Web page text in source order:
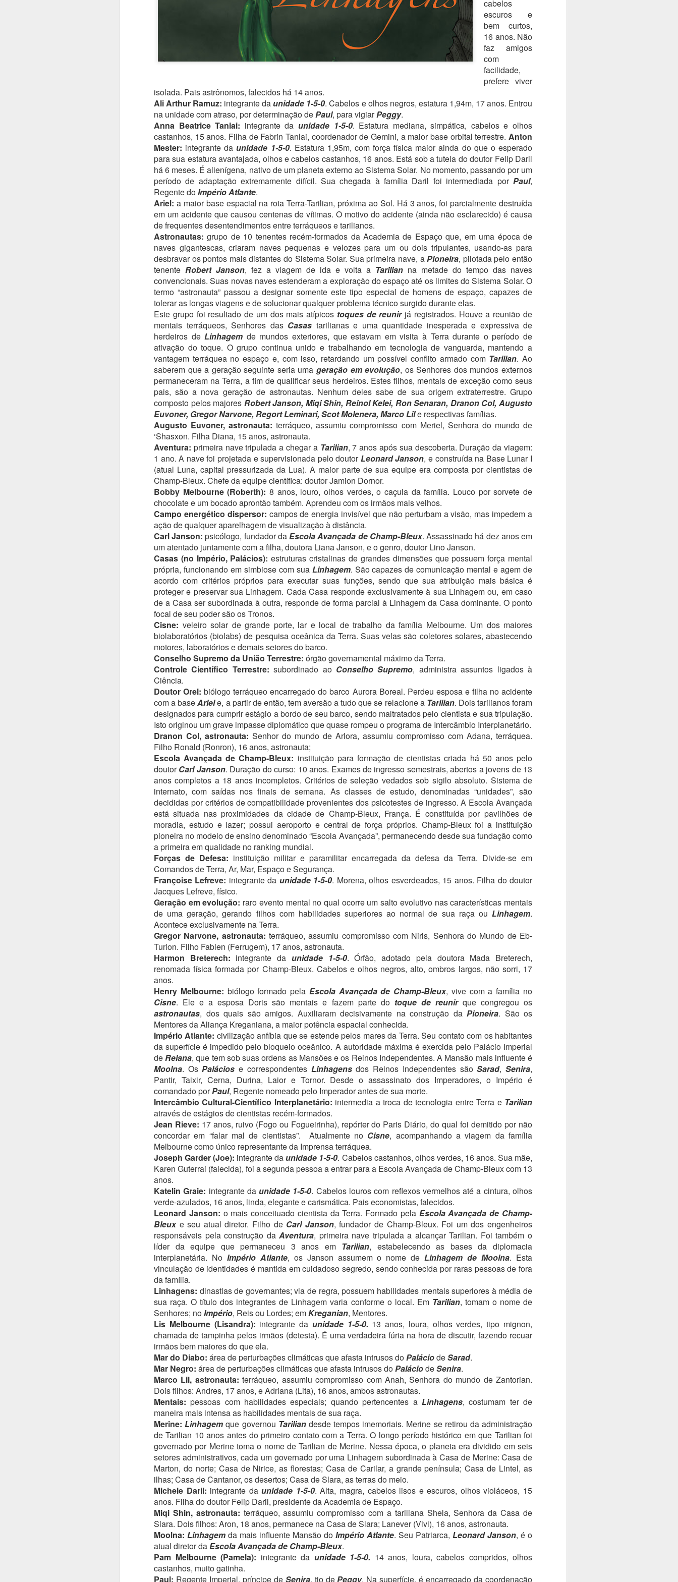
cabelos
escuros e
bem curtos,
16 anos. Não
faz amigos
com
facilidade,
prefere viver
isolada. Pais astrônomos, falecidos há 14 anos.
Ali Arthur Ramuz: integrante daunidade 1-5-0. Cabelos e olhos negros, estatura 1,94m, 17 anos. Entrou
na unidade com atraso, por determinação dePaul, para vigiarPeggy.
Anna Beatrice Tanlai: integrante da unidade 1-5-0. Estatura mediana, simpática, cabelos e olhos
castanhos, 15 anos. Filha de Fabrin Tanlai, coordenador de Gemini, a maior base orbital terrestre. Anton
Mester: integrante daunidade 1-5-0. Estatura 1,95m, com força física maior ainda do que o esperado
para sua estatura avantajada, olhos e cabelos castanhos, 16 anos. Está sob a tutela do doutor Felip Daril
há 6 meses. É alienígena, nativo de um planeta externo ao Sistema Solar. No momento, passando por um
período de adaptação extremamente difícil. Sua chegada à família Daril foi intermediada por Paul,
Regente doImpério Atlante.
Ariel: a maior base espacial na rota Terra-Tarilian, próxima ao Sol. Há 3 anos, foi parcialmente destruída
em um acidente que causou centenas de vítimas. O motivo do acidente (ainda não esclarecido) é causa
de frequentes desentendimentos entre terráqueos e tarilianos.
Astronautas:grupo de 10 tenentes recém-formados da Academia de Espaço que, em uma época de
naves gigantescas, criaram naves pequenas e velozes para um ou dois tripulantes, usando-as para
desbravar os pontos mais distantes do Sistema Solar. Sua primeira nave, aPioneira, pilotada pelo então
tenente Robert Janson, fez a viagem de ida e volta a Tarilian na metade do tempo das naves
convencionais. Suas novas naves estenderam a exploração do espaço até os limites do Sistema Solar. O
termo “astronauta” passou a designar somente este tipo especial de homens de espaço, capazes de
tolerar as longas viagens e de solucionar qualquer problema técnico surgido durante elas.
Este grupo foi resultado de um dos mais atípicos toques de reunirjá registrados. Houve a reunião de
mentais terráqueos, Senhores das Casas tarilianas e uma quantidade inesperada e expressiva de
herdeiros deLinhagem de mundos exteriores, que estavam em visita à Terra durante o período de
ativação do toque. O grupo continua unido e trabalhando em tecnologia de vanguarda, mantendo a
vantagem terráquea no espaço e, com isso, retardando um possível conflito armado com Tarilian. Ao
saberem que a geração seguinte seria uma geração em evolução, os Senhores dos mundos externos
permaneceram na Terra, a fim de qualificar seus herdeiros. Estes filhos, mentais de exceção como seus
pais, são a nova geração de astronautas. Nenhum deles sabe de sua origem extraterrestre. Grupo
composto pelos majores Robert Janson, Miqi Shin, Reinol Kelei, Ron Senaran, Dranon Col, Augusto
Euvoner, Gregor Narvone, Regort Leminari, Scot Molenera, Marco Lile respectivas famílias.
Augusto Euvoner, astronauta: terráqueo, assumiu compromisso com Meriel, Senhora do mundo de
‘Shasxon. Filha Diana, 15 anos, astronauta.
Aventura: primeira nave tripulada a chegar a Tarilian, 7 anos após sua descoberta. Duração da viagem:
1 ano. A nave foi projetada e supervisionada pelo doutorLeonard Janson, e construída na Base Lunar I
(atual Luna, capital pressurizada da Lua). A maior parte de sua equipe era composta por cientistas de
Champ-Bleux. Chefe da equipe científica: doutor Jamion Dornor.
Bobby Melbourne (Roberth): 8 anos, louro, olhos verdes, o caçula da família. Louco por sorvete de
chocolate e um bocado aprontão também. Aprendeu com os irmãos mais velhos.
Campo energético dispersor: campos de energia invisível que não perturbam a visão, mas impedem a
ação de qualquer aparelhagem de visualização à distância.
Carl Janson: psicólogo, fundador daEscola Avançada de Champ-Bleux. Assassinado há dez anos em
um atentado juntamente com a filha, doutora Liana Janson, e o genro, doutor Lino Janson.
Casas (no Império, Palácios): estruturas cristalinas de grandes dimensões que possuem força mental
própria, funcionando em simbiose com sua Linhagem. São capazes de comunicação mental e agem de
acordo com critérios próprios para executar suas funções, sendo que sua atribuição mais básica é
proteger e preservar sua Linhagem. Cada Casa responde exclusivamente à sua Linhagem ou, em caso
de a Casa ser subordinada à outra, responde de forma parcial à Linhagem da Casa dominante. O ponto
focal de seu poder são os Tronos.
Cisne: veleiro solar de grande porte, lar e local de trabalho da família Melbourne. Um dos maiores
biolaboratórios (biolabs) de pesquisa oceânica da Terra. Suas velas são coletores solares, abastecendo
motores, laboratórios e demais setores do barco.
Conselho Supremo da União Terrestre: órgão governamental máximo da Terra.
Controle Científico Terrestre: subordinado ao Conselho Supremo, administra assuntos ligados à
Ciência.
Doutor Orel: biólogo terráqueo encarregado do barco Aurora Boreal. Perdeu esposa e filha no acidente
com a baseAriele, a partir de então, tem aversão a tudo que se relacione a Tarilian. Dois tarilianos foram
designados para cumprir estágio a bordo de seu barco, sendo maltratados pelo cientista e sua tripulação.
Isto originou um grave impasse diplomático que quase rompeu o programa de Intercâmbio Interplanetário.
Dranon Col, astronauta: Senhor do mundo de Arlora, assumiu compromisso com Adana, terráquea.
Filho Ronald (Ronron), 16 anos, astronauta;
Escola Avançada de Champ-Bleux: instituição para formação de cientistas criada há 50 anos pelo
doutorCarl Janson. Duração do curso: 10 anos. Exames de ingresso semestrais, abertos a jovens de 13
anos completos a 18 anos incompletos. Critérios de seleção vedados sob sigilo absoluto. Sistema de
internato, com saídas nos finais de semana. As classes de estudo, denominadas “unidades”, são
decididas por critérios de compatibilidade provenientes dos psicotestes de ingresso. A Escola Avançada
está situada nas proximidades da cidade de Champ-Bleux, França. É constituída por pavilhões de
moradia, estudo e lazer; possui aeroporto e central de força próprios. Champ-Bleux foi a instituição
pioneira no modelo de ensino denominado “Escola Avançada”, permanecendo desde sua fundação como
a primeira em qualidade no ranking mundial.
Forças de Defesa: instituição militar e paramilitar encarregada da defesa da Terra. Divide-se em
Comandos de Terra, Ar, Mar, Espaço e Segurança.
Françoise Lefreve: integrante da unidade 1-5-0. Morena, olhos esverdeados, 15 anos. Filha do doutor
Jacques Lefreve, físico.
Geração em evolução: raro evento mental no qual ocorre um salto evolutivo nas características mentais
de uma geração, gerando filhos com habilidades superiores ao normal de sua raça ou Linhagem.
Acontece exclusivamente na Terra.
Gregor Narvone, astronauta: terráqueo, assumiu compromisso com Niris, Senhora do Mundo de Eb-
Turion. Filho Fabien (Ferrugem), 17 anos, astronauta.
Harmon Breterech: integrante da unidade 1-5-0. Órfão, adotado pela doutora Mada Breterech,
renomada física formada por Champ-Bleux. Cabelos e olhos negros, alto, ombros largos, não sorri, 17
anos.
Henry Melbourne: biólogo formado pela Escola Avançada de Champ-Bleux, vive com a família no
Cisne. Ele e a esposa Doris são mentais e fazem parte do toque de reunirque congregou os
astronautas, dos quais são amigos. Auxiliaram decisivamente na construção da Pioneira. São os
Mentores da Aliança Kreganiana, a maior potência espacial conhecida.
Império Atlante: civilização anfíbia que se estende pelos mares da Terra. Seu contato com os habitantes
da superfície é impedido pelo bloqueio oceânico. A autoridade máxima é exercida pelo Palácio Imperial
deRelana, que tem sob suas ordens as Mansões e os Reinos Independentes. A Mansão mais influente é
Moolna. OsPalácios e correspondentes Linhagensdos Reinos Independentes sãoSarad,Senira,
Pantir, Taixir, Cerna, Durina, Laior e Tornor. Desde o assassinato dos Imperadores, o Império é
comandado porPaul, Regente nomeado pelo Imperador antes de sua morte.
Intercâmbio Cultural-Científico Interplanetário: intermedia a troca de tecnologia entre Terra e Tarilian
através de estágios de cientistas recém-formados.
Jean Rieve: 17 anos, ruivo (Fogo ou Fogueirinha), repórter do Paris Diário, do qual foi demitido por não
concordar em “falar mal de cientistas”.
Atualmente no Cisne, acompanhando a viagem da família
Melbourne como único representante da Imprensa terráquea.
Joseph Garder (Joe): integrante daunidade 1-5-0. Cabelos castanhos, olhos verdes, 16 anos. Sua mãe,
Karen Guterrai (falecida), foi a segunda pessoa a entrar para a Escola Avançada de Champ-Bleux com 13
anos.
Katelin Graie: integrante daunidade 1-5-0. Cabelos louros com reflexos vermelhos até a cintura, olhos
verde-azulados, 16 anos, linda, elegante e carismática. Pais economistas, falecidos.
Leonard Janson: o mais conceituado cientista da Terra. Formado pela Escola Avançada de Champ-
Bleuxe seu atual diretor. Filho de Carl Janson, fundador de Champ-Bleux. Foi um dos engenheiros
responsáveis pela construção daAventura, primeira nave tripulada a alcançar Tarilian. Foi também o
líder da equipe que permaneceu 3 anos em Tarilian, estabelecendo as bases da diplomacia
interplanetária. No Império Atlante, os Janson assumem o nome deLinhagem de Moolna. Esta
vinculação de identidades é mantida em cuidadoso segredo, sendo conhecida por raras pessoas de fora
da família.
Linhagens: dinastias de governantes; via de regra, possuem habilidades mentais superiores à média de
sua raça. O título dos integrantes de Linhagem varia conforme o local. Em Tarilian, tomam o nome de
Senhores; noImpério, Reis ou Lordes; emKreganian, Mentores.
Lis Melbourne (Lisandra): integrante da unidade 1-5-0. 13 anos, loura, olhos verdes, tipo mignon,
chamada de tampinha pelos irmãos (detesta). É uma verdadeira fúria na hora de discutir, fazendo recuar
irmãos bem maiores do que ela.
Mar do Diabo: área de perturbações climáticas que afasta intrusos doPaláciodeSarad.
Mar Negro: área de perturbações climáticas que afasta intrusos doPaláciodeSenira.
Marco Lil, astronauta: terráqueo, assumiu compromisso com Anah, Senhora do mundo de Zantorian.
Dois filhos: Andres, 17 anos, e Adriana (Lita), 16 anos, ambos astronautas.
Mentais: pessoas com habilidades especiais; quando pertencentes a Linhagens, costumam ter de
maneira mais intensa as habilidades mentais de sua raça.
Merine: Linhagem que governou Tariliandesde tempos imemoriais. Merine se retirou da administração
de Tarilian 10 anos antes do primeiro contato com a Terra. O longo período histórico em que Tarilian foi
governado por Merine toma o nome de Tarilian de Merine. Nessa época, o planeta era dividido em seis
setores administrativos, cada um governado por uma Linhagem subordinada à Casa de Merine: Casa de
Marton, do norte; Casa de Nirice, as florestas; Casa de Carilar, a grande península; Casa de Lintel, as
ilhas; Casa de Cantanor, os desertos; Casa de Slara, as terras do meio.
Michele Daril: integrante daunidade 1-5-0. Alta, magra, cabelos lisos e escuros, olhos violáceos, 15
anos. Filha do doutor Felip Daril, presidente da Academia de Espaço.
Miqi Shin, astronauta: terráqueo, assumiu compromisso com a tariliana Shela, Senhora da Casa de
Slara. Dois filhos: Aron, 18 anos, permanece na Casa de Slara; Lanever (Vivi), 16 anos, astronauta.
Moolna: Linhagem da mais influente Mansão do Império Atlante. Seu Patriarca, Leonard Janson, é o
atual diretor daEscola Avançada de Champ-Bleux.
Pam Melbourne (Pamela): integrante da unidade 1-5-0. 14 anos, loura, cabelos compridos, olhos
castanhos, muito gatinha.
Paul: Regente Imperial, príncipe de Senira, tio dePeggy. Na superfície, é encarregado da coordenação
escrever nada decente.
LIVRO 4 -
CONSEQUÊNCIAS
Oi, gente - e é, praticamente, um
post só para dizer oi.
Esta semana foi de ressaca pós-
livro, uma coisa bem comum de
acontecer. É alguma coisa que
fica no meio do caminho com um
"ufa, consegui", uma canseira
danada e, claro, uma insoniazinha
para acompanhar. Espero que
tenham gostado da nova leitura.
Eu gostei, embora tenha dado
muito trabalho pelos mais
diversos motivos (enredo, pontas
soltas e rebelião de personagens,
MAY
31
PRESENTE FINAL
Bom, pessoal,
Consequências está lá
Amazon, lindinho e prontinho!
Este é o link.
Como sugestão, acho que seria
interessante começarem por
aquela velha recomendação, o
começo. A leitura engrena melhor.
Para a turma da curiosidade
desenfreada, o PRESENTE
NÚMERO 17 é o final do capítulo
13. Como são 44 capítulos no
total, ainda há uma boa leitura à
frente.
MAY
25
PRESENTE NÚMERO
17
Oi, gente. O livro fica pronto nesta
semana. Aviso vocês quando
estiver disponível!
A 1-5-0 SAIU DO GINÁSIO junta,
conversando e comentando a
estreia inesquecível em Educação
Física. Kate enganchou no braço
de Ali e convidou-o para um
passeio pelo centro comercial
antes do jantar, como tinha feito
com Joe. Ele olhou para Peggy,
que sorriu.
– Não se preocupe comigo, vou
fazer a dissertação de
Astrociências.
MAY
18
PRESENTE NÚMERO
16
Oi, pessoal. Vocês não foram
esquecidos; acontece que a
insônia tem me perseguido
nessas duas últimas semanas, o
que me deixa imprestável para
revisar. Bobeia, e invento erros
novos... Prometo que o livro vai
estar disponível assim que
minhas condições mentais
permitirem. Vai um pedaço
generoso para vocês hoje.
NAQUELA TARDE, os calouros
teriam a primeira aula de prática
desportiva. Champ-Bleux não
queria apenas cabeças
funcionando, fazia questão de
corpos em forma também.
MAY
11
PRESENTE NÚMERO 15
Bom, gente, ainda não foi nessa semana... Espero finalizar tudo
em poucos dias, e Consequências estará na Amazon.
DO LADO DE FORA, a expectativa era grande e os comentários eram
tantos que nem Françoise conseguia ouvir o que eles estavam dizendo
na cozinha.
– Respirem fundo e não se atrevam a começar um show – avisou Pam
aos irmãos. – Kate e Joe passaram um dia inteiro em função disso e
não teve um só nariz torcido! Por que ela pode e Peggy não? Estou de
aniversário em uma semana.
MAY
4
PRESENTE NÚMERO 14
Boa noite, tripulação!
Temos ótimas notícias! A primeira fase da revisão está completa. A
próxima etapa é reler o livro 3, Desintegração, e emendar no 4 para ter
certeza de que nada escapou. Aí a revisora quer dar mais uma olhada
final (pelo jeito, o "tempo de gaveta" vale para as revisoras também!), e
então, rumo à Amazon! Esses presentes estão a ponto de acabar.
Beijos e boa leitura!
TODOS ACORDARAM CEDO, apesar da hora em que tinham ido
dormir, e verificaram as notícias.
APR
27
PRESENTE NÚMERO 13
Olá, querida tripulação!
Não tivemos grandes novidades na semana que encerrou, fora correrias
e mais um gripão. Portanto, vamos logo ao presente da semana!
Olá, querida tripulação - versão 2.
Muitíssimo obrigada pelo aviso de que eu havia repostado o texto da
semana passada. Uma vez que, ali em cima, avisei que estava
gripadaça, usarei isso como justificativa parcial. Aqui vai o texto certo.
20
PRESENTE NÚMERO 12
Há notícias muito boas para vocês. A nova revisora está trabalhando
depressa. Consequências tem 44 capítulos e já estamos na revisão do
capítulo 22, ou seja, metade do caminho está andado.
Assim que eu melhorar do meu novo quadro viral demolidor (nem quis
saber o CPF do bicho atual, mas me entortou), vou adiantar os
"periféricos" do livro, tais como ISBN, sinopse (arg!), e a capa.
Só para o controle de vocês, o texto de hoje faz parte do capítulo 11.
APR
13
PRESENTE NÚMERO 11
Boa noite, pessoal!
Sobre a revisão, tenho boas notícias: a revisora que trabalhou nos
volumes anteriores dessa vez estava assoberbada com outras
responsabilidades e, apesar de sua boa vontade, não vai conseguir
revisar este livro.
Então...
Já fiz contato com outra pessoa muito querida que já iniciou a revisão!
Teremos novidades em breve.
CINCO E MEIA DA TARDE, final das aulas em Champ-Bleux.
APR
5
FELIZ PÁSCOA, PESSOAL!
(sem papo porque dormi só 4 horas nas últimas 24 horas. Tico e Teco
estão se esforçando para manter a conexão)
O REI AHMAD DA ÍDIA avisou Paul assim que Arthur e Sergei partiram
de volta para Champ-Bleux. Henry, que passava muito tempo
trabalhando com Paul desde que os filhos tinham ido para Champ-
e Ali era alarmante, apesar de Sergei evitar detalhes e, principalmente,
nomes.
MAR
29
PRESENTE NÚMERO 9
Olá, tripulação!
Sem novidades por aqui. Estou em compasso de espera com a
revisora (não se apressa a arte), e já estou, é claro, trabalhando no
próximo livro.
PETER SAIU DO HEXÁGONO que era seu espaço privativo com a
cara avisando que trucidaria o primeiro que ousasse dizer bom dia.
O ataque das cem naves tinha sido no sábado; cem em Tau, porque as
outras bases tinham tido sua cota de problemas também, embora
nenhum tivesse sido tão grande quanto o deles.
MAR
23
PRESENTE NÚMERO 8
Olá, gente!
No livro 4, Consequências, minhas tarefas como escritora estão
tecnicamente terminadas. Concluí as separações dentro dos capítulos
e consegui colocar títulos em todos, o que considero sempre uma
enorme vitória. Ainda pode haver mudanças de ideia de última hora,
mas serão apenas isso - mudanças de ideia. Cada capítulo já tem seu
nome, o que me deixa muito feliz!
Agora ficamos todos no aguardo da revisora.
A PRIMEIRA AULA das quartas-feiras era a de Energética, com o
doutor Alex.
MAR
15
PRESENTE NÚMERO 7
Olá, gente!
O trabalho no livro 4 continua. Ainda não tenho notícias da revisora,
texto, os títulos de capítulos, a separação dentro dos capítulos em
blocos... Enfim, escritora trabalhando! Boa leitura a todos.
FRANÇOISE SAIU COM KATE, comparando impressões e sensações.
Joe largou tudo e foi com elas. Lis, bufando, encarou a família com as
mãos na cintura.
MAR PRESENTE NÚMERO 6
Vamos com mais um trecho, tripulação!
Aliás, se você está chegando agora, volte lá para o primeiro presente,
ok?
AS ÚLTIMAS QUATORZE HORAS não haviam sido fáceis para a
garota. No final da orientação sobre as futuras aulas de educação
física, o senso de perigo tinha começado a se agitar como não
acontecia há mais de dois anos e meio, avisando de grandes
problemas no alto espaço. A sensitiva esperou um pouco para
confirmar uma certeza que, na verdade, já tinha, e fez contato com tio
Paul.
MAR
1
PRESENTE NÚMERO 5
Olá, tripulação!
Como respondi para Ninna em um comentário, os presentes semanais
continuarão até a publicação do livro 4, que recebeu o título de
Consequências. E há muitas, acreditem! Grandes, pequenas... e uma
enorme no final do livro.
ERAM QUATRO E VINTE DA MANHÃ quando os dois entraram no
adormecido pavilhão masculino, mas bastou colocarem os pés no
corredor da 1-5-0 e uma enxurrada de colegas despencou apê de Ted
afora.